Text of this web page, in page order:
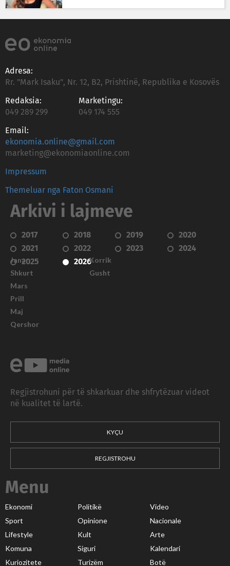
Adresa:
Rr. "Mark Isaku", Nr. 12, B2, Prishtinë, Republika e Kosovës
Redaksia:
049 289 299
Marketingu:
049 174 555
Email:
ekonomia.online@gmail.com
marketing@ekonomiaonline.com
Impressum
Themeluar nga Faton Osmani
Arkivi i lajmeve
2017 2018 2019
2020
2021
2022 2023
2024
2025
2026
Janar
Shkurt
Mars
Prill
Maj
Qershor
Korrik
Gusht
Regjistrohuni për të shkarkuar dhe shfrytëzuar videot
në kualitet të lartë.
KYÇU
REGJISTROHU
Menu
Ekonomi Politikë
Video
Sport
Opinione
Nacionale
Lifestyle
Kult
Arte
Komuna
Siguri
Kalendari
Kuriozitete
Turizëm Botë